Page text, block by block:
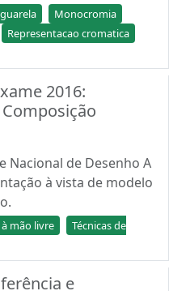
Monocromia
Representacao cromatica
2016:
Nacional de Desenho A
à vista de modelo
mão livre
Técnicas de
e